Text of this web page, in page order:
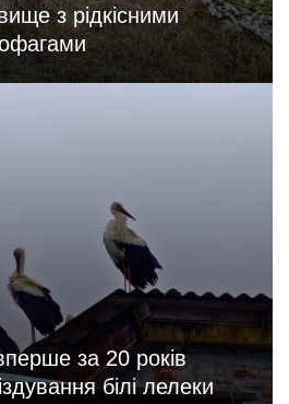
з рідкісними
за 20 років
білі лелеки